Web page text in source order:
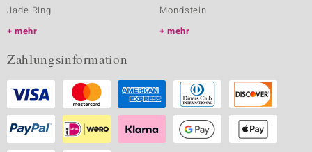
Jade Ring
mehr
Mondstein
mehr
Zahlungsinformation